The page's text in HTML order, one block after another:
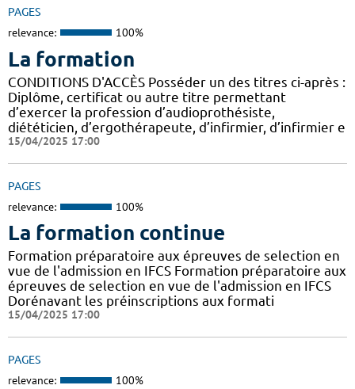
PAGES
relevance: 100%
La formation
CONDITIONS D'ACCÈS Posséder un des titres ci-après :
Diplôme, certificat ou autre titre permettant
d’exercer la profession d’audioprothésiste,
diététicien, d’ergothérapeute, d’infirmier, d’infirmier e
15/04/2025 17:00
PAGES
relevance: 100%
La formation continue
Formation préparatoire aux épreuves de selection en
vue de l'admission en IFCS Formation préparatoire aux
épreuves de selection en vue de l'admission en IFCS
Dorénavant les préinscriptions aux formati
15/04/2025 17:00
PAGES
relevance: 100%